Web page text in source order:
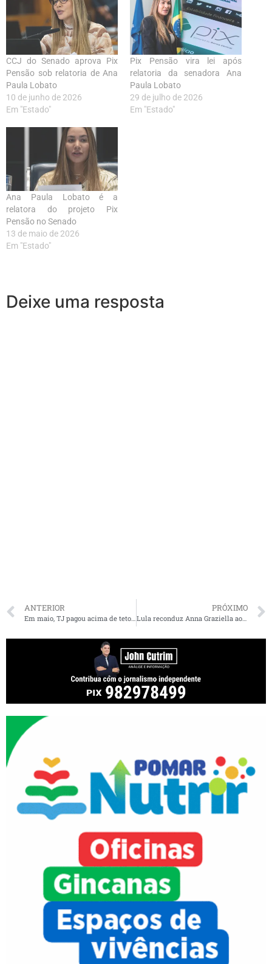
CCJ do Senado aprova Pix
Pensão sob relatoria de Ana
Paula Lobato
10 de junho de 2026
Em "Estado"
Pix Pensão vira lei após
relatoria da senadora Ana
Paula Lobato
29 de julho de 2026
Em "Estado"
Ana Paula Lobato é a
relatora do projeto Pix
Pensão no Senado
13 de maio de 2026
Em "Estado"
Deixe uma resposta
ANTERIOR
Em maio, TJ pagou acima de teto para nove magistrados do Maranhão
PRÓXIMO
Lula reconduz Anna Graziella ao TRE-MA e nomeia Luciana Sarney e Luís Eduardo Bouéres para a Corte Eleitoral